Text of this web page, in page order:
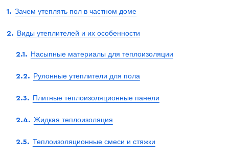
Зачем утеплять пол в частном доме
Виды утеплителей и их особенности
Насыпные материалы для теплоизоляции
Рулонные утеплители для пола
Плитные теплоизоляционные панели
Жидкая теплоизоляция
Теплоизоляционные смеси и стяжки